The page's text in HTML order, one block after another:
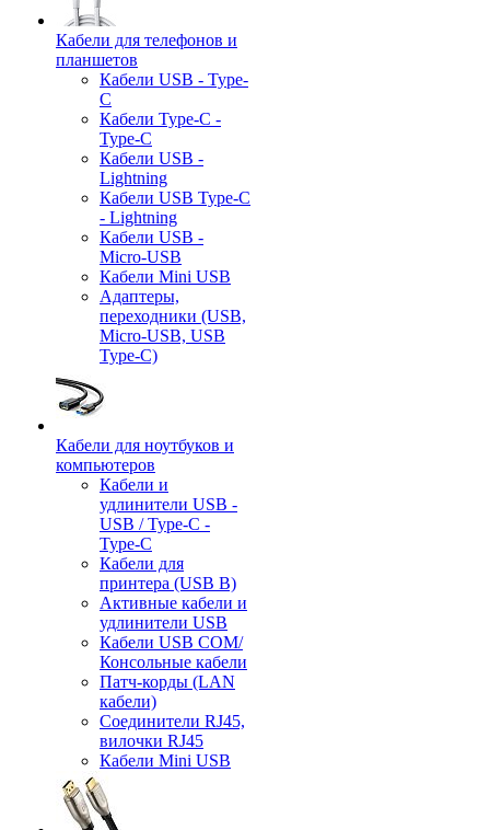
Кабели для телефонов и
планшетов
Кабели USB - Type-
C
Кабели Type-C -
Type-C
Кабели USB -
Lightning
Кабели USB Type-C
- Lightning
Кабели USB -
Micro-USB
Кабели Mini USB
Адаптеры,
переходники (USB,
Micro-USB, USB
Type-C)
Кабели для ноутбуков и
компьютеров
Кабели и
удлинители USB -
USB / Type-C -
Type-C
Кабели для
принтера (USB B)
Активные кабели и
удлинители USB
Кабели USB COM/
Консольные кабели
Патч-корды (LAN
кабели)
Соединители RJ45,
вилочки RJ45
Кабели Mini USB